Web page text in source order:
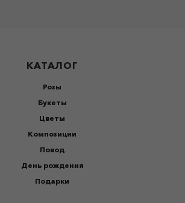
КАТАЛОГ
Розы
Букеты
Цветы
Композиции
Повод
День рождения
Подарки